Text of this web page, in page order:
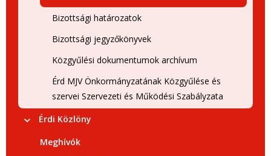
Bizottsági határozatok
Bizottsági jegyzőkönyvek
Közgyűlési dokumentumok archívum
Érd MJV Önkormányzatának Közgyűlése és
szervei Szervezeti és Működési Szabályzata
Érdi Közlöny
Meghívók